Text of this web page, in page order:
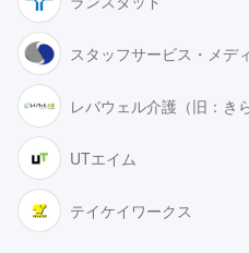
スタッフサービス・メデ
レバウェル介護（旧：き
UTエイム
テイケイワークス